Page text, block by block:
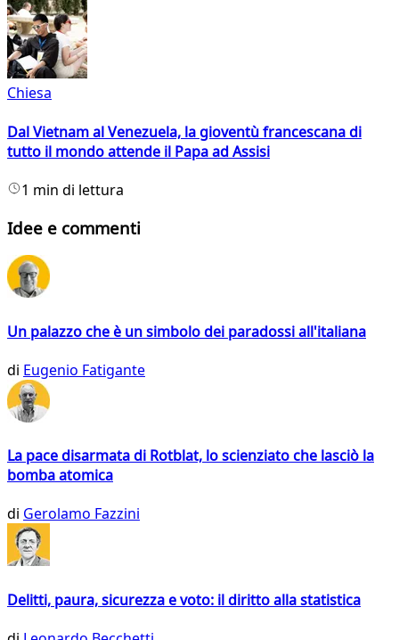
Chiesa
Dal Vietnam al Venezuela, la gioventù francescana di
tutto il mondo attende il Papa ad Assisi
1 min di lettura
Idee e commenti
Un palazzo che è un simbolo dei paradossi all'italiana
di Eugenio Fatigante
La pace disarmata di Rotblat, lo scienziato che lasciò la
bomba atomica
di Gerolamo Fazzini
Delitti, paura, sicurezza e voto: il diritto alla statistica